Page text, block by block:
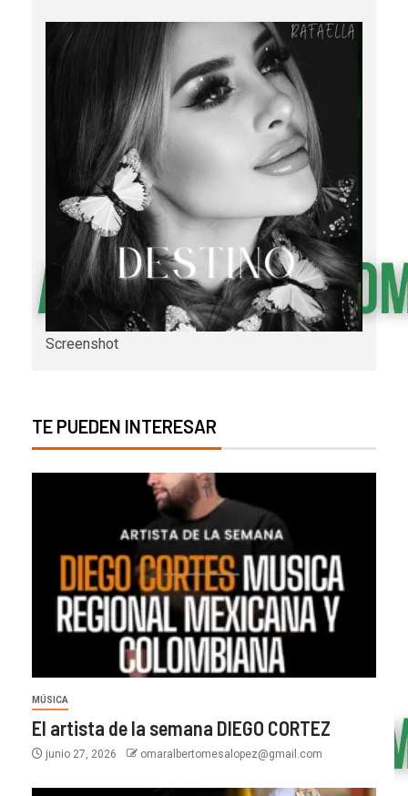
Screenshot
TE PUEDEN INTERESAR
MÚSICA
El artista de la semana DIEGO CORTEZ
junio 27, 2026 omaralbertomesalopez@gmail.com